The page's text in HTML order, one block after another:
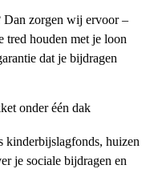
Dan zorgen wij ervoor –
houden met je loon
dat je bijdragen
onder één dak
kinderbijslagfonds, huizen
je sociale bijdragen en